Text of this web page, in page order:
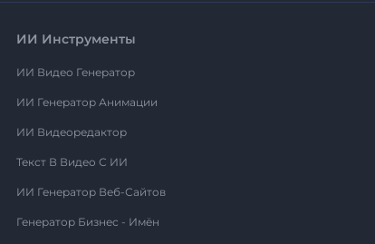
ИИ Инструменты
ИИ Видео Генератор
ИИ Генератор Анимации
ИИ Видеоредактор
Текст В Видео С ИИ
ИИ Генератор Веб-Сайтов
Генератор Бизнес - Имён